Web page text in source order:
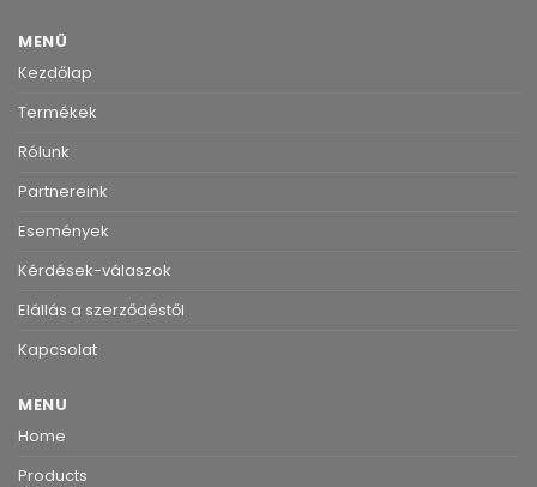
MENÜ
Kezdőlap
Termékek
Rólunk
Partnereink
Események
Kérdések-válaszok
Elállás a szerződéstől
Kapcsolat
MENU
Home
Products